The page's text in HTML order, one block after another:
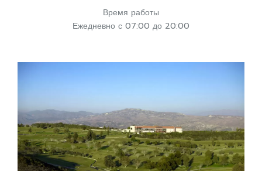
Время работы
Ежедневно с 07:00 до 20:00